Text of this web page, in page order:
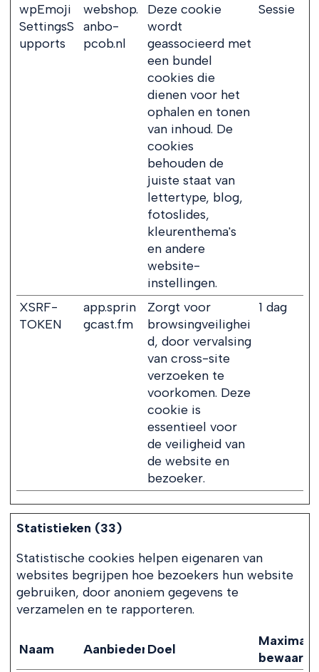
wpEmoji
SettingsS
upports
webshop.
anbo-
pcob.nl
Deze cookie
wordt
geassocieerd met
een bundel
cookies die
dienen voor het
ophalen en tonen
van inhoud. De
cookies
behouden de
juiste staat van
lettertype, blog,
fotoslides,
kleurenthema's
en andere
website-
instellingen.
Sessie
XSRF-
TOKEN
app.sprin
gcast.fm
Zorgt voor
browsingveilighei
d, door vervalsing
van cross-site
verzoeken te
voorkomen. Deze
cookie is
essentieel voor
de veiligheid van
de website en
bezoeker.
1 dag
Statistieken (33)
Statistische cookies helpen eigenaren van
websites begrijpen hoe bezoekers hun website
gebruiken, door anoniem gegevens te
verzamelen en te rapporteren.
Naam Aanbieder Doel
Maximale